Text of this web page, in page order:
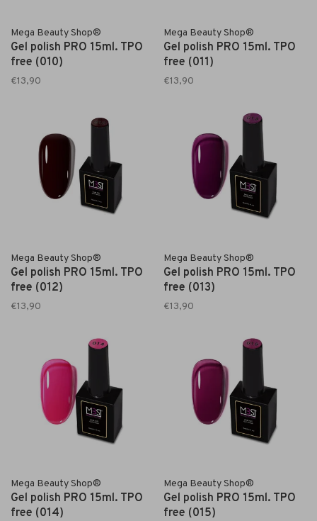
Mega Beauty Shop®
Gel polish PRO 15ml. TPO
free (010)
€13,90
Mega Beauty Shop®
Gel polish PRO 15ml. TPO
free (011)
€13,90
Mega Beauty Shop®
Gel polish PRO 15ml. TPO
free (012)
€13,90
Mega Beauty Shop®
Gel polish PRO 15ml. TPO
free (013)
€13,90
Mega Beauty Shop®
Gel polish PRO 15ml. TPO
free (014)
Mega Beauty Shop®
Gel polish PRO 15ml. TPO
free (015)